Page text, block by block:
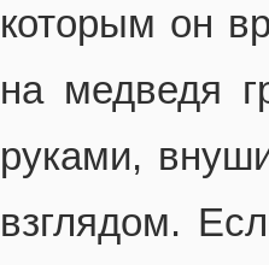
которым он
на медведя
руками,
взглядом.